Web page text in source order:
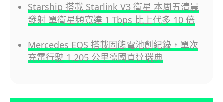
Starship 搭載 Starlink V3 衛星 本周五清晨
發射 單衛星頻寬達 1 Tbps 比上代多 10 倍
Mercedes EQS 搭載固態電池創紀錄，單次
充電行駛 1,205 公里德國直達瑞典